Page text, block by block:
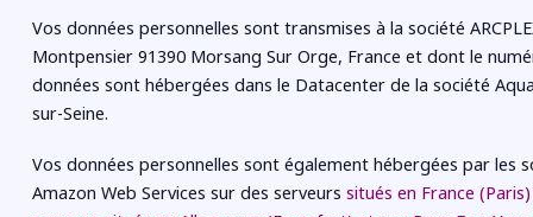
Vos données personnelles sont transmises à la société
Montpensier 91390 Morsang Sur Orge, France et dont le
données sont hébergées dans le Datacenter de la société
sur-Seine.
Vos données personnelles sont également hébergées par les
Amazon Web Services sur des serveurs situés en France